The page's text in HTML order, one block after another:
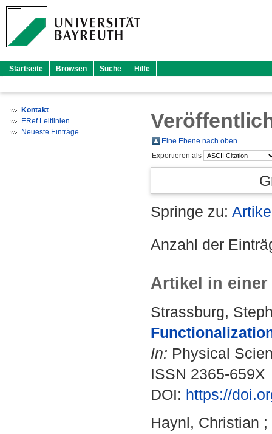
Startseite Browsen Suche Hilfe
Kontakt
ERef Leitlinien
Neueste Einträge
Eine Ebene nach oben ...
Exportieren als
Springe zu:
Anzahl der
Artikel in
Strassburg,
In: Physical
ISSN 2365-659X
DOI: https://
Haynl, Christian ;